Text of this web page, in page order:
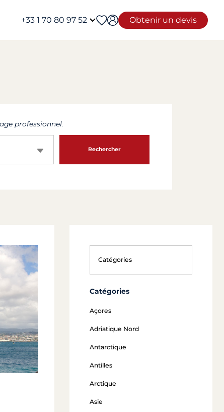
+33 1 70 80 97 52 Obtenir un devis
professionnel.
Rechercher
Catégories
Açores
Adriatique Nord
Antarctique
Antilles
Arctique
Asie